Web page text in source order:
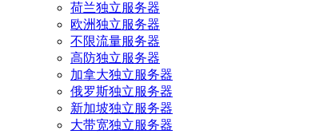
荷兰独立服务器
欧洲独立服务器
不限流量服务器
高防独立服务器
加拿大独立服务器
俄罗斯独立服务器
新加坡独立服务器
大带宽独立服务器